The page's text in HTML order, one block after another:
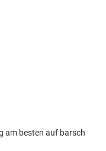
am besten auf barsch